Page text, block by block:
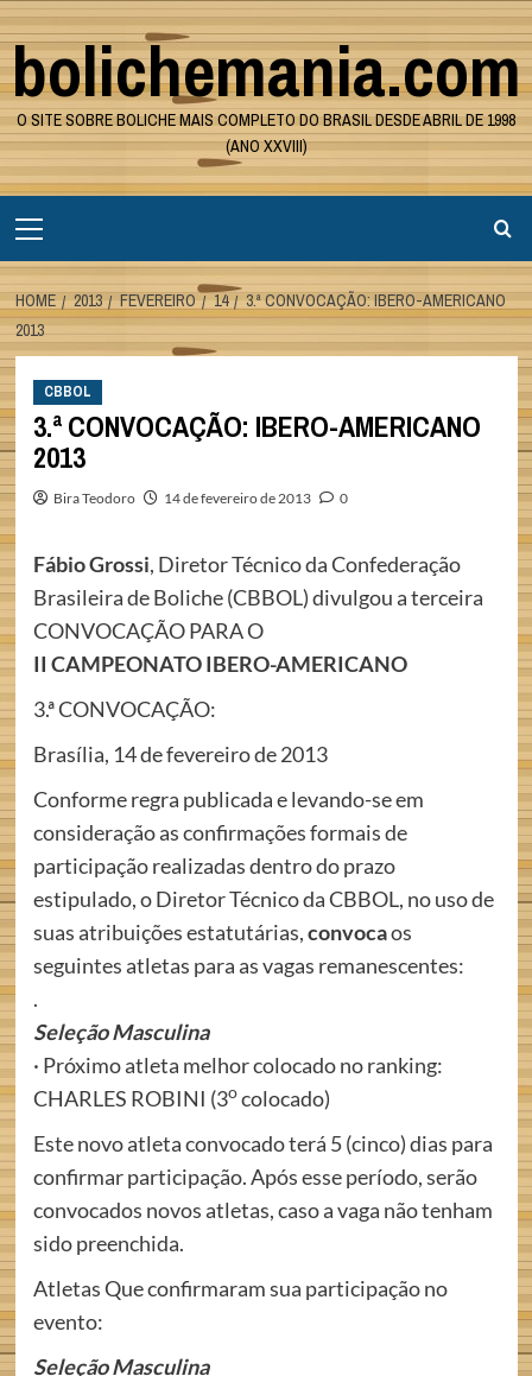
Skip
to
content
bolichemania.com
O SITE SOBRE BOLICHE MAIS COMPLETO DO BRASIL DESDE ABRIL DE 1998
(ANO XXVIII)
Menu
HOME 2013 FEVEREIRO 14
3.ª CONVOCAÇÃO: IBERO-AMERICANO
2013
CBBOL
3.ª CONVOCAÇÃO: IBERO-AMERICANO
2013
Bira Teodoro 14 de fevereiro de 2013 0
Fábio Grossi, Diretor Técnico da Confederação
Brasileira de Boliche (CBBOL) divulgou a terceira
CONVOCAÇÃO PARA O
II CAMPEONATO IBERO-AMERICANO
3.ª CONVOCAÇÃO:
Brasília, 14 de fevereiro de 2013
Conforme regra publicada e levando-se em
consideração as confirmações formais de
participação realizadas dentro do prazo
estipulado, o Diretor Técnico da CBBOL, no uso de
suas atribuições estatutárias,convocaos
seguintes atletas para as vagas remanescentes:
.
Seleção Masculina
· Próximo atleta melhor colocado no ranking:
CHARLES ROBINI (3ocolocado)
Este novo atleta convocado terá 5 (cinco) dias para
confirmar participação. Após esse período, serão
convocados novos atletas, caso a vaga não tenham
sido preenchida.
Atletas Que confirmaram sua participação no
evento:
Seleção Masculina